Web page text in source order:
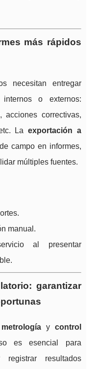
más rápidos
necesitan entregar
o externos:
acciones correctivas,
La exportación a
campo en informes,
múltiples fuentes.
manual.
al presentar
garantizar
metrologíay control
es esencial para
registrar resultados